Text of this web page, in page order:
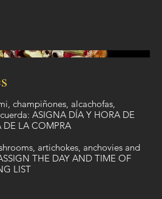
champiñones, alcachofas,
ASIGNA DÍA Y HORA DE
DE LA COMPRA
artichokes, anchovies and
THE DAY AND TIME OF
LIST